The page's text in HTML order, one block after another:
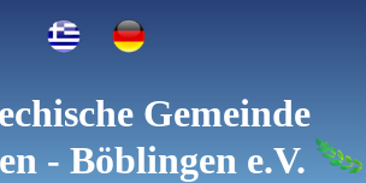
Gemeinde
- Böblingen e.V.